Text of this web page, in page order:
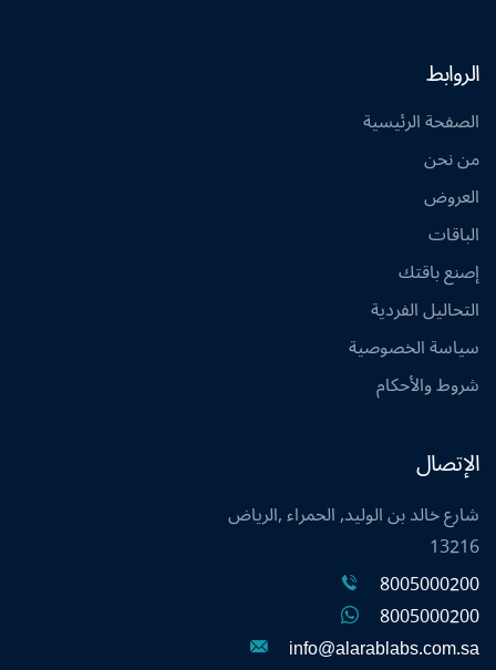
الروابط
الصفحة الرئيسية
من نحن
العروض
الباقات
إصنع باقتك
التحاليل الفردية
سياسة الخصوصية
شروط والأحكام
الإتصال
شارع خالد بن الوليد, الحمراء ,الرياض
13216
8005000200
8005000200
info@alarablabs.com.sa